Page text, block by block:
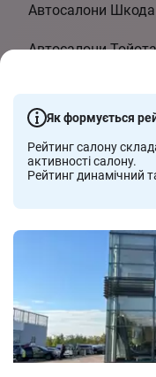
Автосалони Шкода
Автосалони Тойота
Автосалони Пежо
Автосалони
Автосалони Рено
Автосалони
Показати ще
Як формується
Рейтинг салону
активності салону.
Рейтинг динамічний